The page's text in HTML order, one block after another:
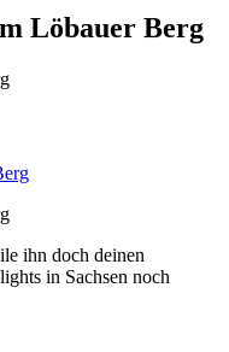
Löbauer Berg
ihn doch deinen
in Sachsen noch